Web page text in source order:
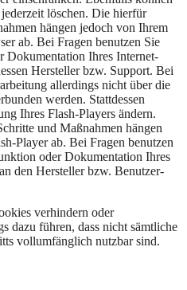
löschen. Die hierfür
hängen jedoch von Ihrem
ab. Bei Fragen benutzen Sie
Dokumentation Ihres Internet-
Hersteller bzw. Support. Bei
allerdings nicht über die
werden. Stattdessen
Ihres Flash-Players ändern.
und Maßnahmen hängen
Player ab. Bei Fragen benutzen
oder Dokumentation Ihres
den Hersteller bzw. Benutzer-
verhindern oder
dazu führen, dass nicht sämtliche
vollumfänglich nutzbar sind.